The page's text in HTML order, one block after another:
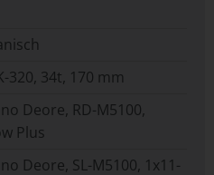
320, 34t, 170 mm
Deore, RD-M5100,
Plus
Deore, SL-M5100, 1x11-